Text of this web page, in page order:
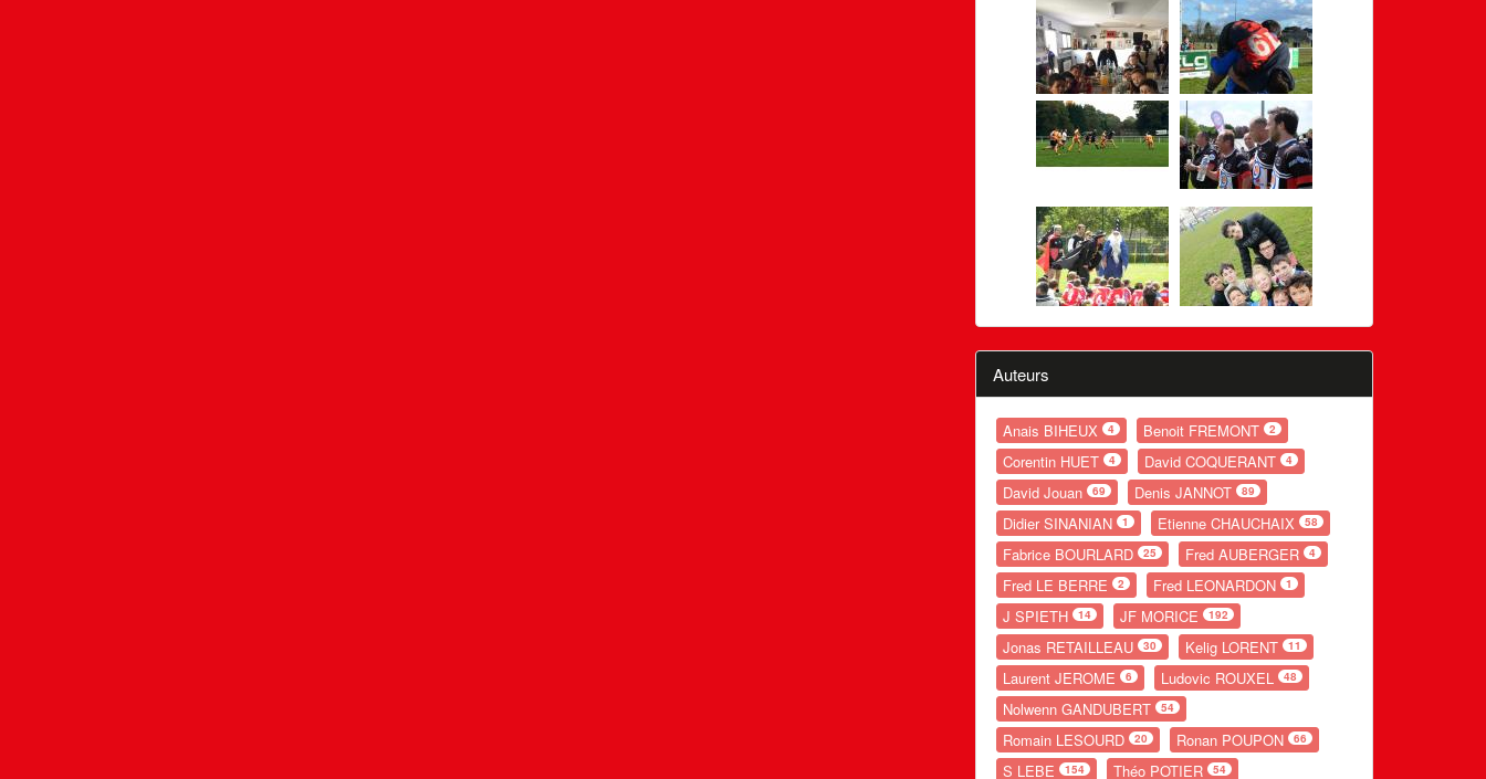
Auteurs
Anais BIHEUX 4 Benoit FREMONT 2
Corentin HUET 4 David COQUERANT 4
David Jouan 69 Denis JANNOT 89
Didier SINANIAN 1 Etienne CHAUCHAIX 58
Fabrice BOURLARD 25 Fred AUBERGER 4
Fred LE BERRE 2 Fred LEONARDON 1
J SPIETH 14 JF MORICE 192
Jonas RETAILLEAU 30 Kelig LORENT 11
Laurent JEROME 6 Ludovic ROUXEL 48
Nolwenn GANDUBERT 54
Romain LESOURD 20 Ronan POUPON 66
S LEBE 154 Théo POTIER 54